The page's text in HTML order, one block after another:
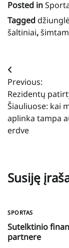
Posted in
Tagged
šaltiniai,
Navigacija
tarp
įrašų
Previous:
Rezidentų
Šiauliuose: kai
aplinka tampa
erdve
Susiję
SPORTAS
Sutelktinio
partnere